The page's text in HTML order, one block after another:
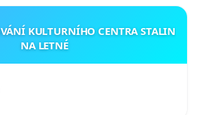
KULTURNÍHO CENTRA STALIN
NA LETNÉ